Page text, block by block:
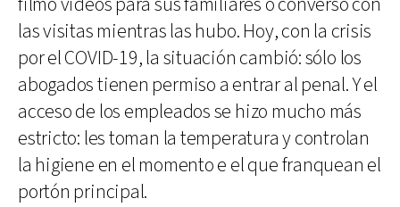
filmó videos para sus familiares o conversó con
las visitas mientras las hubo. Hoy, con la crisis
por el COVID-19, la situación cambió: sólo los
abogados tienen permiso a entrar al penal. Y el
acceso de los empleados se hizo mucho más
estricto: les toman la temperatura y controlan
la higiene en el momento e el que franquean el
portón principal.